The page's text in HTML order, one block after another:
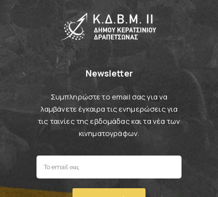
Newsletter
Συμπληρώστε το email σας για να
λαμβάνετε έγκαιρα τις ενημερώσεις για
τις ταινίες της εβδομάδας και τα νέα των
κινηματογράφων.